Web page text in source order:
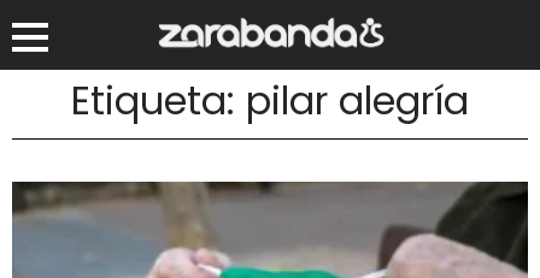
Etiqueta: pilar alegría